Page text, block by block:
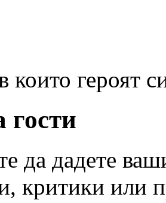
които героят
гости
да дадете
критики или